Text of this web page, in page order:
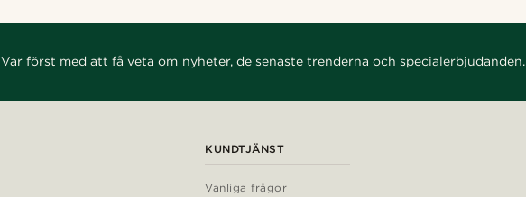
Var först med att få veta om nyheter, de senaste trenderna och specialerbjudanden.
KUNDTJÄNST
Vanliga frågor